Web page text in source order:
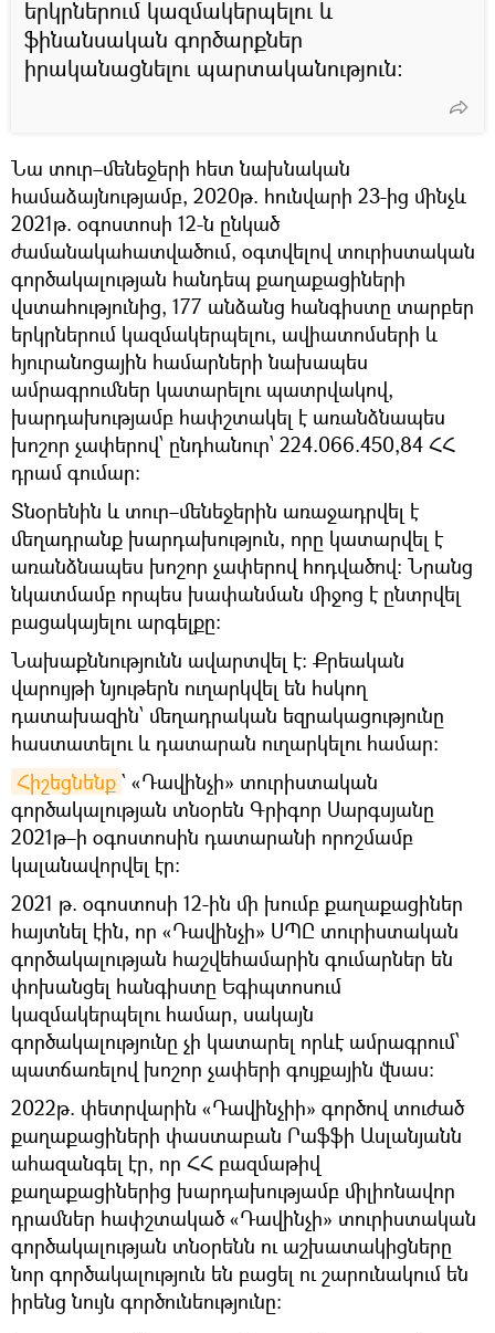
երկրներում կազմակերպելու և
ֆինանսական գործարքներ
իրականացնելու պարտականություն:
Նա տուր–մենեջերի հետ նախնական
համաձայնությամբ, 2020թ. հունվարի 23-ից մինչև
2021թ. օգոստոսի 12-ն ընկած
ժամանակահատվածում, օգտվելով տուրիստական
գործակալության հանդեպ քաղաքացիների
վստահությունից, 177 անձանց հանգիստը տարբեր
երկրներում կազմակերպելու, ավիատոմսերի և
հյուրանոցային համարների նախապես
ամրագրումներ կատարելու պատրվակով,
խարդախությամբ հափշտակել է առանձնապես
խոշոր չափերով՝ ընդհանուր՝ 224.066.450,84 ՀՀ
դրամ գումար:
Տնօրենին և տուր–մենեջերին առաջադրվել է
մեղադրանք խարդախություն, որը կատարվել է
առանձնապես խոշոր չափերով հոդվածով: Նրանց
նկատմամբ որպես խափանման միջոց է ընտրվել
բացակայելու արգելքը:
Նախաքննությունն ավարտվել է: Քրեական
վարույթի նյութերն ուղարկվել են հսկող
դատախազին՝ մեղադրական եզրակացությունը
հաստատելու և դատարան ուղարկելու համար:
Հիշեցնենք ` «Դավինչի» տուրիստական
գործակալության տնօրեն Գրիգոր Սարգսյանը
2021թ–ի օգոստոսին դատարանի որոշմամբ
կալանավորվել էր։
2021 թ. օգոստոսի 12-ին մի խումբ քաղաքացիներ
հայտնել էին, որ «Դավինչի» ՍՊԸ տուրիստական
գործակալության հաշվեհամարին գումարներ են
փոխանցել հանգիստը Եգիպտոսում
կազմակերպելու համար, սակայն
գործակալությունը չի կատարել որևէ ամրագրում՝
պատճառելով խոշոր չափերի գույքային վնաս:
2022թ. փետրվարին «Դավինչիի» գործով տուժած
քաղաքացիների փաստաբան Րաֆֆի Ասլանյանն
ահազանգել էր, որ ՀՀ բազմաթիվ
քաղաքացիներից խարդախությամբ միլիոնավոր
դրամներ հափշտակած «Դավինչի» տուրիստական
գործակալության տնօրենն ու աշխատակիցները
նոր գործակալություն են բացել ու շարունակում են
իրենց նույն գործունեությունը։